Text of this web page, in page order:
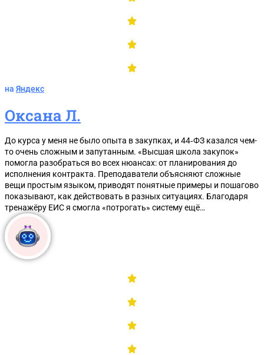
на Яндекс
Оксана Л.
До курса у меня не было опыта в закупках, и 44‑ФЗ казался чем-
то очень сложным и запутанным. «Высшая школа закупок»
помогла разобраться во всех нюансах: от планирования до
исполнения контракта. Преподаватели объясняют сложные
вещи простым языком, приводят понятные примеры и пошагово
показывают, как действовать в разных ситуациях. Благодаря
тренажёру ЕИС я смогла «потрогать» систему ещё…
Методическое пособие по 44-ФЗ